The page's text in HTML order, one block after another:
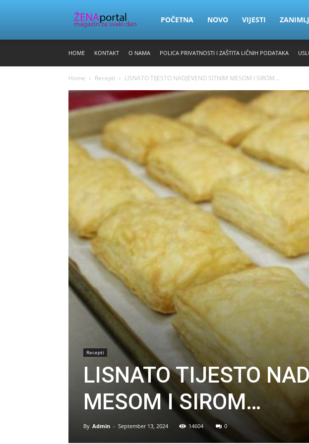
Zena
POČETNA NOVO VIJESTI
HOME KONTAKT O NAMA POLICA PRIVATNOSTI I ZAŠTITA LIČNIH PODATAKA
Home Recepti LISNATO TIJESTO NADJEVENO SITNIM MESOM I SIROM…
Recepti
LISNATO TIJESTO
MESOM I SIROM…
By Admin - September 13, 2024 14604 0